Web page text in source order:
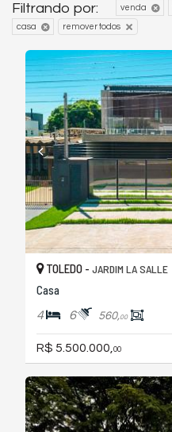
Filtrando por: venda
casa remover todos
TOLEDO - JARDIM LA SALLE
Casa
4 6 560,00
R$ 5.500.000, 00